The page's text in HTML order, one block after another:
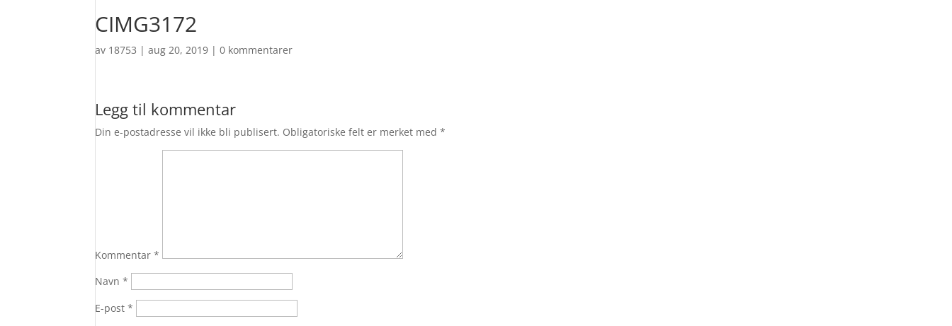
CIMG3172
av 18753 |aug 20, 2019 |0 kommentarer
Legg til kommentar
Din e-postadresse vil ikke bli publisert. Obligatoriske felt er merket med*
Kommentar*
Navn*
E-post*